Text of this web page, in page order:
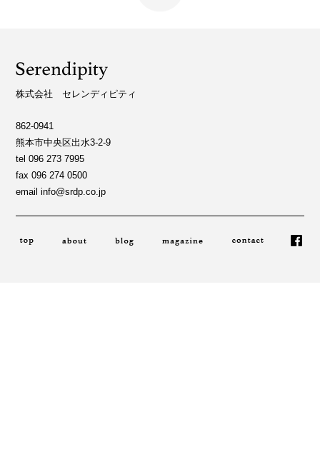
株式会社 セレンディピティ
862-0941
熊本市中央区出水3-2-9
tel 096 273 7995
fax 096 274 0500
email info@srdp.co.jp